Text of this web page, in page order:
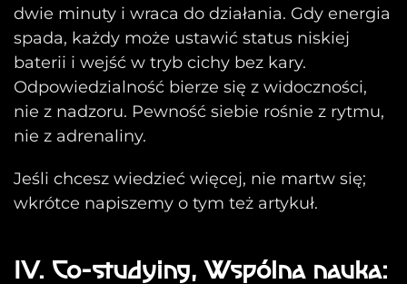
dwie minuty i wraca do działania. Gdy energia
spada, każdy może ustawić status niskiej
baterii i wejść w tryb cichy bez kary.
Odpowiedzialność bierze się z widoczności,
nie z nadzoru. Pewność siebie rośnie z rytmu,
nie z adrenaliny.
Jeśli chcesz wiedzieć więcej, nie martw się;
wkrótce napiszemy o tym też artykuł.
IV. Co-studying, Wspólna nauka: